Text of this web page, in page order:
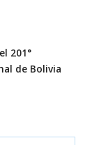
201°
de Bolivia